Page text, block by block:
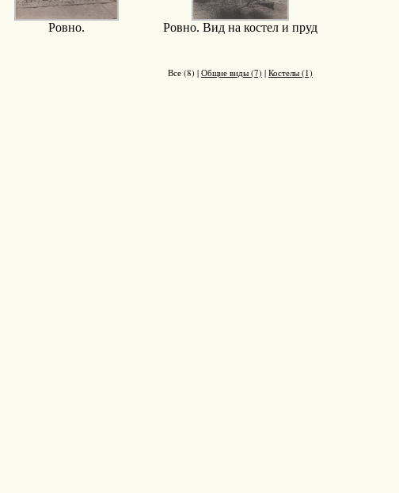
Ровно. Ровно. Вид на костел и пруд
Все (8) | Общие виды (7) | Костелы (1)